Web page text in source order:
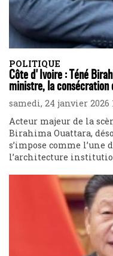
POLITIQUE
Côte d'Ivoire : Téné
ministre, la consécration
samedi, 24 janvier 2026
Acteur majeur de la
Birahima Ouattara,
s’impose comme l’une
l’architecture